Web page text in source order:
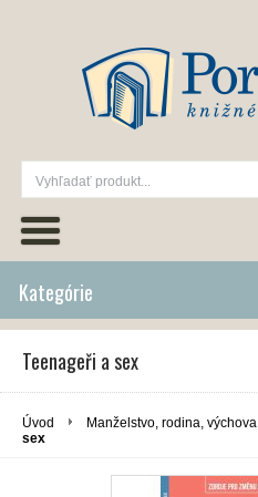
Kategórie
Teenageři a sex
Úvod Manželstvo, rodina, výchova
sex